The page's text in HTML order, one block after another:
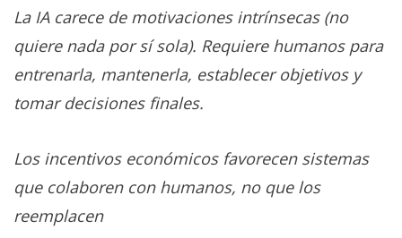
La IA carece de motivaciones intrínsecas (no
quiere nada por sí sola). Requiere humanos para
entrenarla, mantenerla, establecer objetivos y
tomar decisiones finales.
Los incentivos económicos favorecen sistemas
que colaboren con humanos, no que los
reemplacen